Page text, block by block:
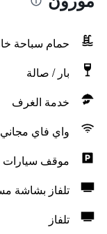
حمام سباحة
بار / صالة
خدمة الغرف
واي فاي مجاني
موقف سيارات
تلفاز بشاشة
تلفاز